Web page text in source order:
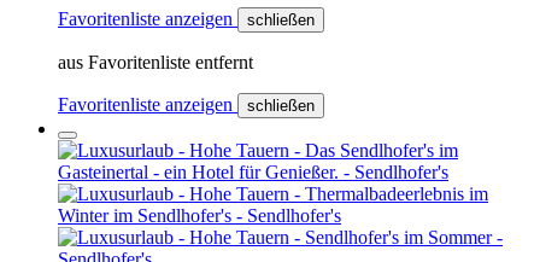
Favoritenliste anzeigen schließen
aus Favoritenliste entfernt
Favoritenliste anzeigen schließen